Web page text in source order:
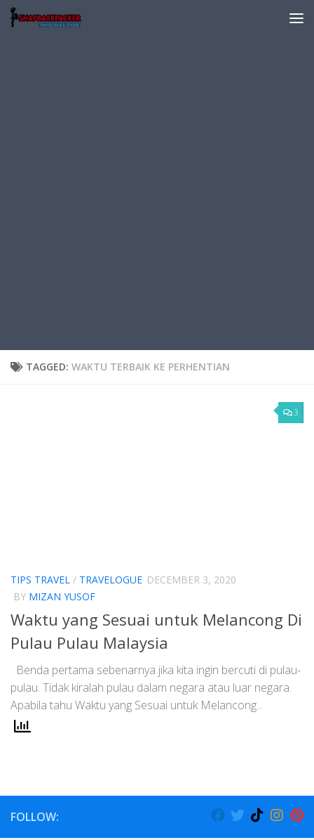
Skip to content
TAGGED: WAKTU TERBAIK KE PERHENTIAN
3
TIPS TRAVEL / TRAVELOGUE DECEMBER 3, 2020
BY MIZAN YUSOF
Waktu yang Sesuai untuk Melancong Di
Pulau Pulau Malaysia
Benda pertama sebenarnya jika kita ingin bercuti di pulau-
pulau. Tidak kiralah pulau dalam negara atau luar negara.
Apabila tahu Waktu yang Sesuai untuk Melancong...
FOLLOW: